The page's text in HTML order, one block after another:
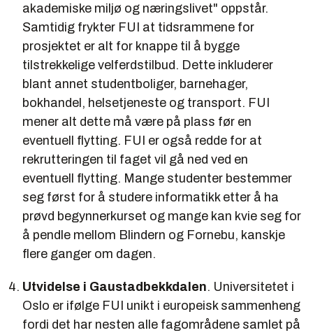
akademiske miljø og næringslivet" oppstår.
Samtidig frykter FUI at tidsrammene for
prosjektet er alt for knappe til å bygge
tilstrekkelige velferdstilbud. Dette inkluderer
blant annet studentboliger, barnehager,
bokhandel, helsetjeneste og transport. FUI
mener alt dette må være på plass før en
eventuell flytting. FUI er også redde for at
rekrutteringen til faget vil gå ned ved en
eventuell flytting. Mange studenter bestemmer
seg først for å studere informatikk etter å ha
prøvd begynnerkurset og mange kan kvie seg for
å pendle mellom Blindern og Fornebu, kanskje
flere ganger om dagen.
Utvidelse i Gaustadbekkdalen. Universitetet i
Oslo er ifølge FUI unikt i europeisk sammenheng
fordi det har nesten alle fagområdene samlet på